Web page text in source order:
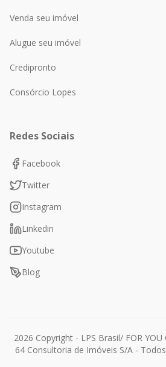
Venda seu imóvel
Alugue seu imóvel
Credipronto
Consórcio Lopes
Redes Sociais
Facebook
Twitter
Instagram
Linkedin
Youtube
Blog
2026 Copyright - LPS Brasil/ FOR YOU
64 Consultoria de Imóveis S/A -